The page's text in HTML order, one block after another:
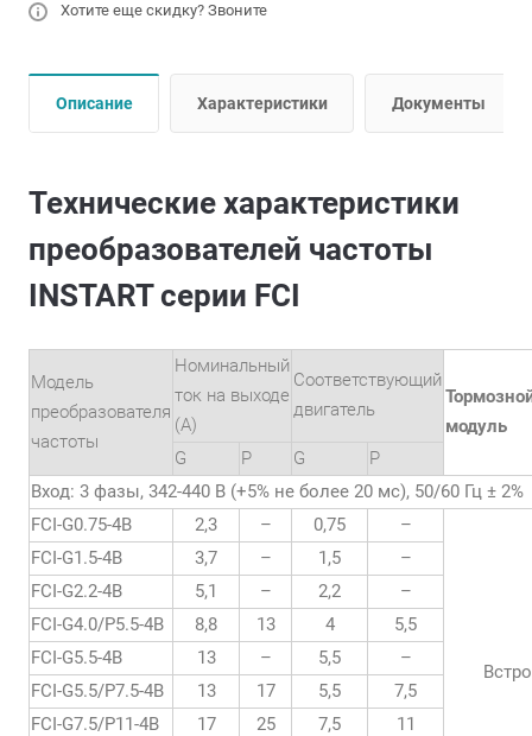
Хотите еще скидку? Звоните
Описание Характеристики Документы
Технические характеристики
преобразователей частоты
INSTART серии FCI
Модель
преобразователя
частоты
Номинальный
ток на выходе
(А)
Соответствующий
двигатель
модуль
G
P G
P
Вход: 3 фазы, 342-440 В (+5% не более 20 мс), 50/60 Гц ± 2%
FCI-G0.75-4B
2,3 – 0,75 –
FCI-G1.5-4B 3,7 – 1,5
–
FCI-G2.2-4B
5,1 – 2,2
–
FCI-G4.0/P5.5-4B
8,8 13 4
5,5
FCI-G5.5-4B
13 – 5,5
–
FCI-G5.5/P7.5-4B
13 17 5,5
7,5
FCI-G7.5/P11-4B
17 25 7,5
11